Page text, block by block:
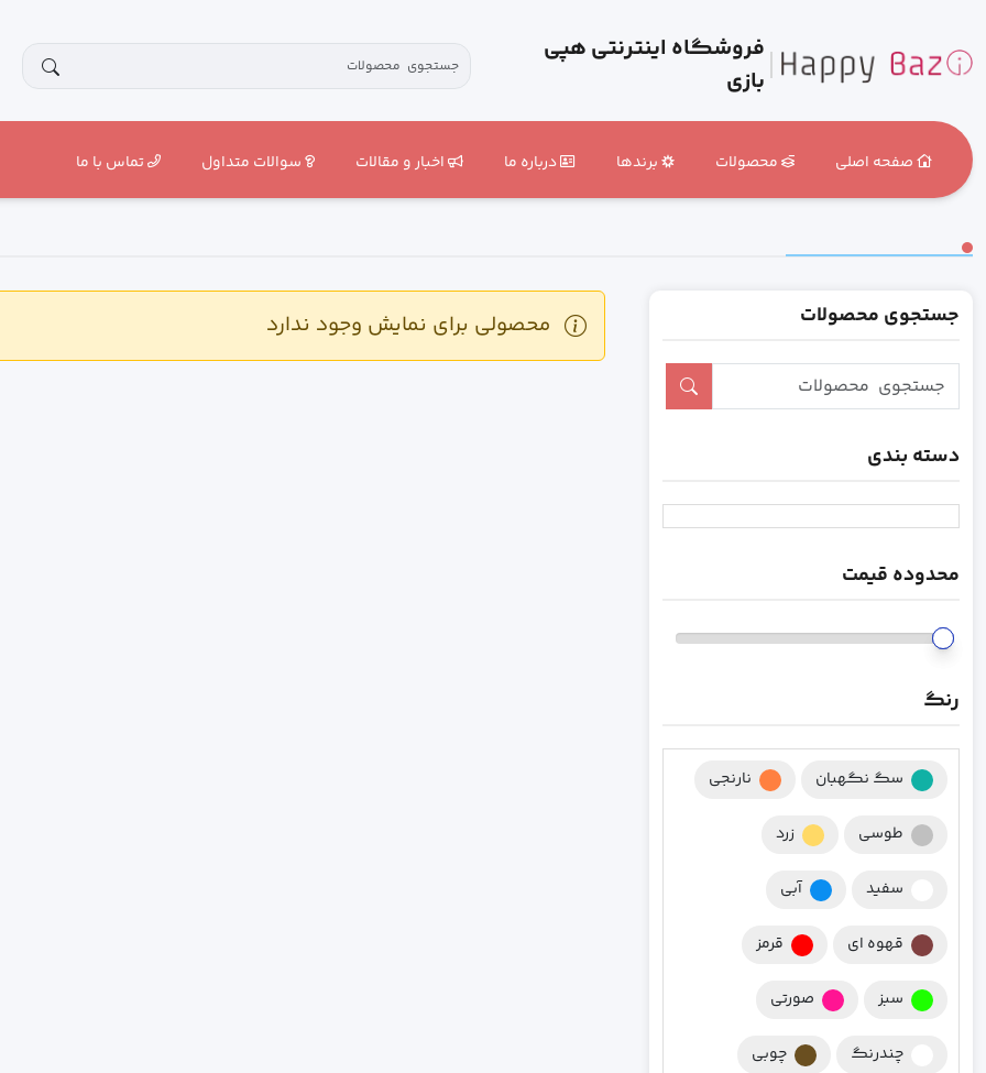
فروشگاه اینترنتی هپی
بازی
صفحه اصلی محصولات برندها درباره ما اخبار و مقالات سوالات متداول تماس با ما
جستجوی محصولات
دسته بندی
محدوده قیمت
رنگ
سگ نگهبان نارنجی
طوسی زرد
سفید آبی
قهوه ای قرمز
سبز صورتی
چندرنگ چوبی
محصولی برای نمایش وجود ندارد